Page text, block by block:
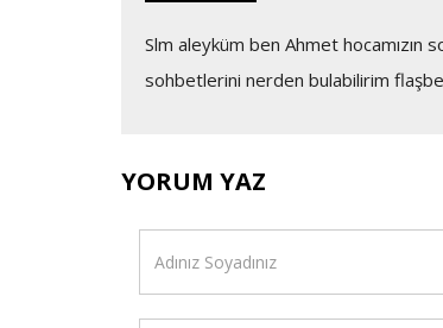
Slm aleyküm ben Ahmet hocamızın
sohbetlerini nerden bulabilirim
YORUM YAZ